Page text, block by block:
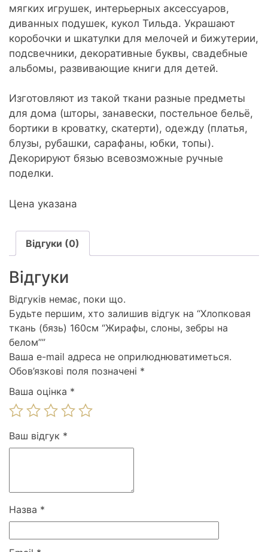
мягких игрушек, интерьерных аксессуаров,
диванных подушек, кукол Тильда. Украшают
коробочки и шкатулки для мелочей и бижутерии,
подсвечники, декоративные буквы, свадебные
альбомы, развивающие книги для детей.
Изготовляют из такой ткани разные предметы
для дома (шторы, занавески, постельное бельё,
бортики в кроватку, скатерти), одежду (платья,
блузы, рубашки, сарафаны, юбки, топы).
Декорируют бязью всевозможные ручные
поделки.
Цена указана
Відгуки (0)
Відгуки
Відгуків немає, поки що.
Будьте першим, хто залишив відгук на “Хлопковая
ткань (бязь) 160см “Жирафы, слоны, зебры на
белом””
Ваша e-mail адреса не оприлюднюватиметься.
Обов’язкові поля позначені *
Ваша оцінка *
Ваш відгук *
Назва *